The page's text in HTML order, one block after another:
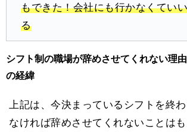
もできた！会社にも行かなくてい
る
シフト制の職場が辞めさせてくれない理
の経緯
上記は、今決まっているシフトを終
なければ辞めさせてくれないことは